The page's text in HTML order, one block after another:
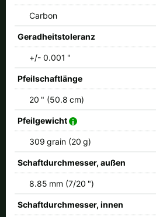
Carbon
Geradheitstoleranz
+/- 0.001 "
Pfeilschaftlänge
20 " (50.8 cm)
Pfeilgewicht
309 grain (20 g)
Schaftdurchmesser, außen
8.85 mm (7/20 ")
Schaftdurchmesser, innen